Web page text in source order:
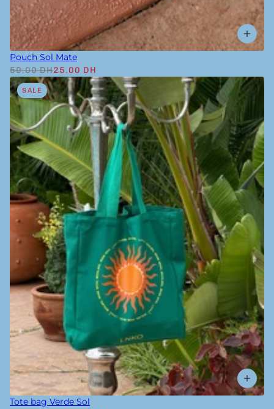
Pouch Sol Mate
50.00 DH25.00 DH
SALE
Tote bag Verde Sol